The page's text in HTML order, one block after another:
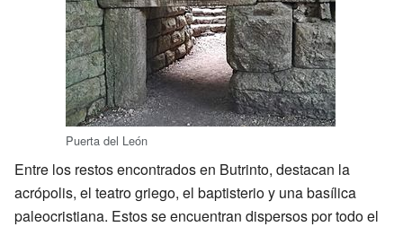
Puerta del León
Entre los restos encontrados en Butrinto, destacan la
acrópolis, el teatro griego, el baptisterio y una basílica
paleocristiana. Estos se encuentran dispersos por todo el